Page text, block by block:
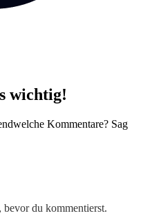
wichtig!
Kommentare? Sag
, bevor du kommentierst.